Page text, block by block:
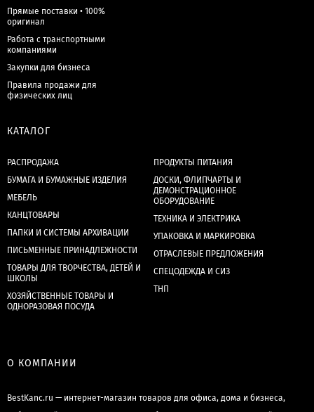
Прямые поставки • 100%
оригинал
Работа с транспортными
компаниями
Закупки для бизнеса
Правила продажи для
физических лиц
КАТАЛОГ
РАСПРОДАЖА
БУМАГА И БУМАЖНЫЕ ИЗДЕЛИЯ
МЕБЕЛЬ
КАНЦТОВАРЫ
ПАПКИ И СИСТЕМЫ АРХИВАЦИИ
ПИСЬМЕННЫЕ ПРИНАДЛЕЖНОСТИ
ТОВАРЫ ДЛЯ ТВОРЧЕСТВА, ДЕТЕЙ И
ШКОЛЫ
ХОЗЯЙСТВЕННЫЕ ТОВАРЫ И
ОДНОРАЗОВАЯ ПОСУДА
ПРОДУКТЫ ПИТАНИЯ
ДОСКИ, ФЛИПЧАРТЫ И
ДЕМОНСТРАЦИОННОЕ
ОБОРУДОВАНИЕ
ТЕХНИКА И ЭЛЕКТРИКА
УПАКОВКА И МАРКИРОВКА
ОТРАСЛЕВЫЕ ПРЕДЛОЖЕНИЯ
СПЕЦОДЕЖДА И СИЗ
ТНП
О КОМПАНИИ
BestKanc.ru — интернет-магазин товаров для офиса, дома и бизнеса,